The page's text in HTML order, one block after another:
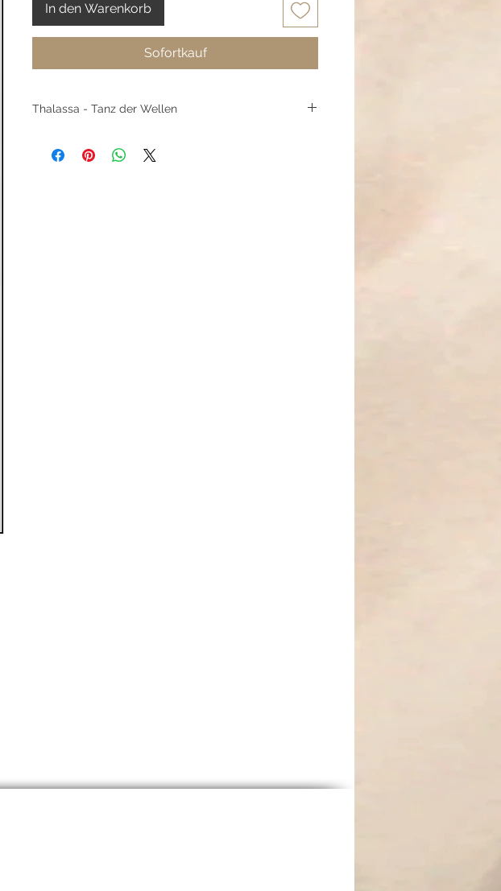
In den Warenkorb
Sofortkauf
Thalassa - Tanz der Wellen
Strahlkraft der Sonne. Funkelnde Glasschliffperlen in